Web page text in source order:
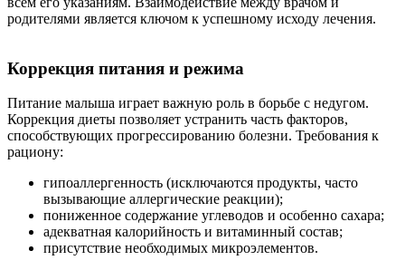
родителями является ключом к успешному исходу лечения.
Коррекция питания и режима
Питание малыша играет важную роль в борьбе с недугом.
Коррекция диеты позволяет устранить часть факторов,
способствующих прогрессированию болезни. Требования к
рациону:
гипоаллергенность (исключаются продукты, часто
вызывающие аллергические реакции);
пониженное содержание углеводов и особенно сахара;
адекватная калорийность и витаминный состав;
присутствие необходимых микроэлементов.